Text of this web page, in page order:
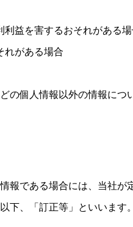
益を害するおそれがある場
れがある場合
の個人情報以外の情報につ
報である場合には、当社が
下、「訂正等」といいます